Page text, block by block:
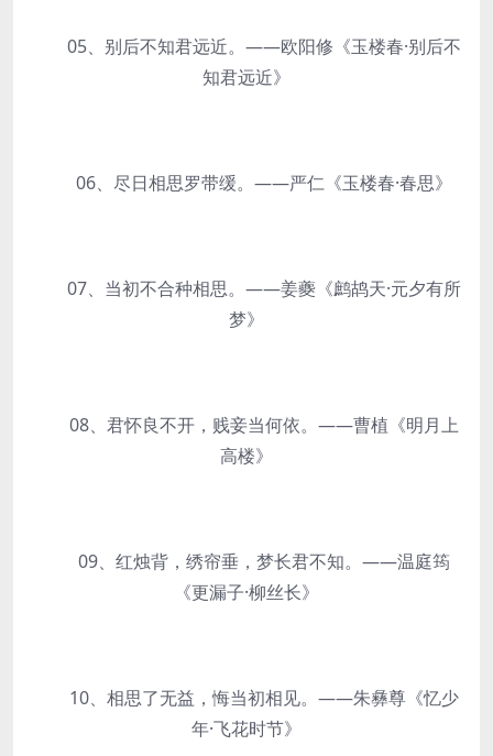
05、别后不知君远近。——欧阳修《玉楼春·别后不
知君远近》
06、尽日相思罗带缓。——严仁《玉楼春·春思》
07、当初不合种相思。——姜夔《鹧鸪天·元夕有所
梦》
08、君怀良不开，贱妾当何依。——曹植《明月上
高楼》
09、红烛背，绣帘垂，梦长君不知。——温庭筠
《更漏子·柳丝长》
10、相思了无益，悔当初相见。——朱彝尊《忆少
年·飞花时节》